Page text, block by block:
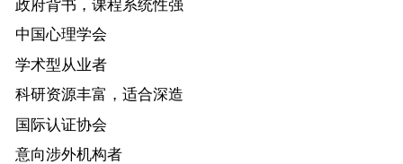
政府背书，课程系统性强
中国心理学会
学术型从业者
科研资源丰富，适合深造
国际认证协会
意向涉外机构者